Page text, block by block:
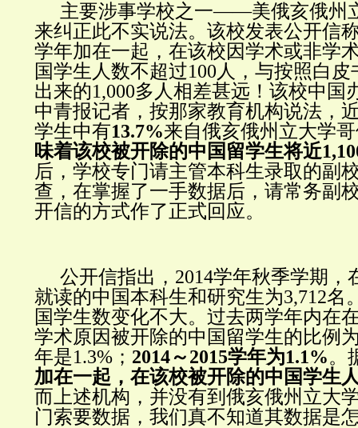
主要涉事学校之一——美俄亥俄州
来纠正此不实说法。该校发表公开信
学年加在一起，在该校因学术或非学
国学生人数不超过100人，与按照白
出来的1,000多人相差甚远！该校中国
中青报记者，按那家教育机构说法，
学生中有13.7%来自俄亥俄州立大学
味着该校被开除的中国留学生将近
后，学校专门请主管本科生录取的副
查，在掌握了一手数据后，请常务副
开信的方式作了正式回应。
公开信指出，2014学年秋季学期，
就读的中国本科生和研究生为3,712名
国学生数变化不大。过去两学年内在
学术原因被开除的中国留学生的比例
年是1.3%； 2014～2015学年为1.1%。
加在一起， 在该校被开除的中国学生
而上述机构，并没有到俄亥俄州立大
门索要数据，我们真不知道其数据是